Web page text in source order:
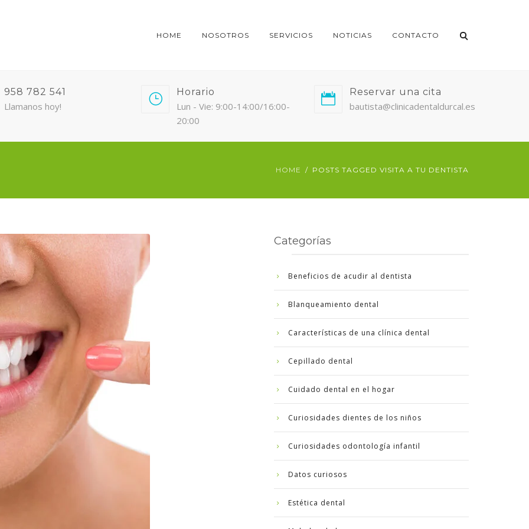
HOME NOSOTROS SERVICIOS NOTICIAS CONTACTO
958 782 541
Llamanos hoy!
Horario
Lun - Vie: 9:00-14:00/16:00-
20:00
Reservar una cita
bautista@clinicadentaldurcal.es
HOME POSTS TAGGED VISITA A TU DENTISTA
Categorías
Beneficios de acudir al dentista
Blanqueamiento dental
Características de una clínica dental
Cepillado dental
Cuidado dental en el hogar
Curiosidades dientes de los niños
Curiosidades odontología infantil
Datos curiosos
Estética dental